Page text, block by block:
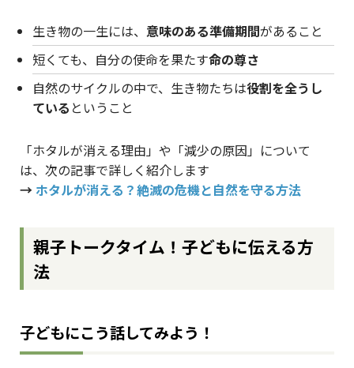
生き物の一生には、 意味のある準備期間があること
短くても、自分の使命を果たす命の尊さ
自然のサイクルの中で、生き物たちは役割を全うし
ている ということ
「ホタルが消える理由」や「減少の原因」について
は、次の記事で詳しく紹介します
→ ホタルが消える？絶滅の危機と自然を守る方法
親子トークタイム！子どもに伝える方
法
子どもにこう話してみよう！